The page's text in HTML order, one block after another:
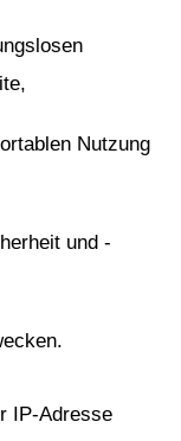
Nutzung
und -
IP-Adresse